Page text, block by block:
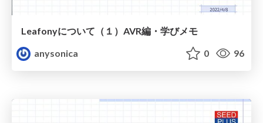
Leafonyについて（１）AVR編・学びメモ
anysonica
0 96